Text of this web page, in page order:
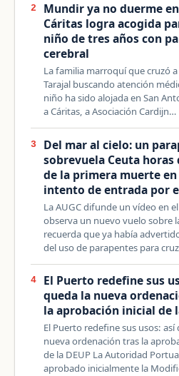
2
Mundir ya no duerme
Cáritas logra acogida
niño de tres años con
cerebral
La familia marroquí que cruzó
Tarajal buscando atención
niño ha sido alojada en San
a Cáritas, a Asociación Cardijn…
3
Del mar al cielo: un
sobrevuela Ceuta horas
de la primera muerte
intento de entrada por
La AUGC difunde un vídeo en
observa un nuevo vuelo sobre
recuerda que ya había
del uso de parapentes para
4
El Puerto redefine sus
queda la nueva
la aprobación inicial de
El Puerto redefine sus usos: así
nueva ordenación tras la
de la DEUP La Autoridad
aprobado inicialmente la